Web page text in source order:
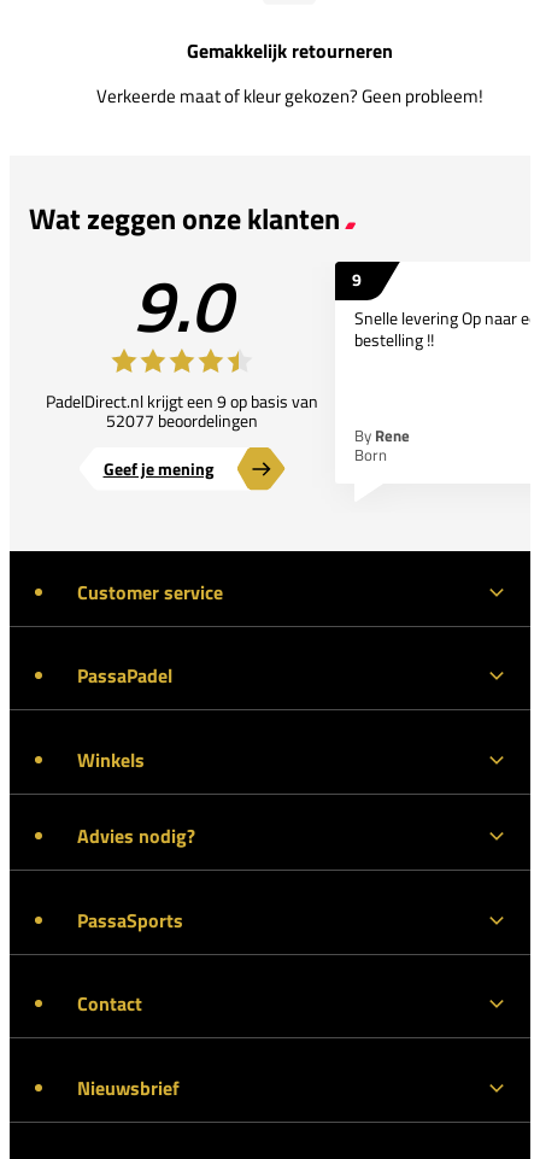
Gemakkelijk retourneren
Verkeerde maat of kleur gekozen? Geen probleem!
Wat zeggen onze klanten
9.0
PadelDirect.nl krijgt een 9 op basis van
52077 beoordelingen
Geef je mening
9
Snelle levering Op naar
bestelling !!
By Rene
Born
Customer service
PassaPadel
Winkels
Advies nodig?
PassaSports
Contact
Nieuwsbrief